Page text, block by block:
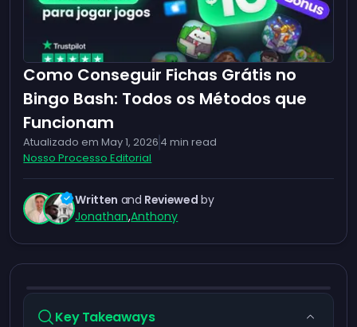
Como Conseguir Fichas Grátis no
Bingo Bash: Todos os Métodos que
Funcionam
Atualizado em May 1, 2026 4 min read
Nosso Processo Editorial
Written and Reviewed by
Jonathan,Anthony
Key Takeaways